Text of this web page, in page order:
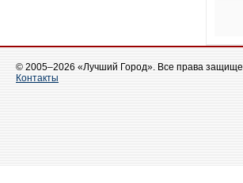
© 2005–2026 «Лучший Город». Все права
Контакты